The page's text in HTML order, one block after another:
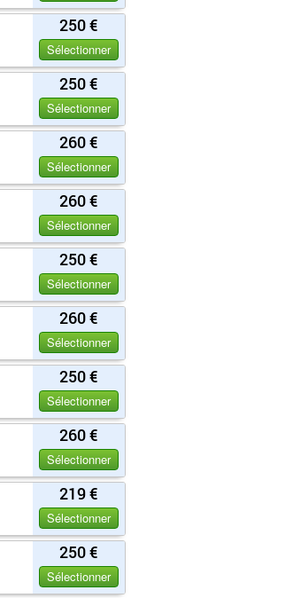
250 €
Sélectionner
250 €
Sélectionner
260 €
Sélectionner
260 €
Sélectionner
250 €
Sélectionner
260 €
Sélectionner
250 €
Sélectionner
260 €
Sélectionner
219 €
Sélectionner
250 €
Sélectionner